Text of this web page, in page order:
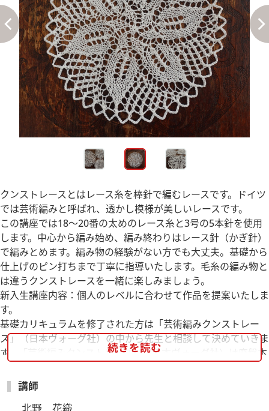
クンストレースとはレース糸を棒針で編むレースです。ドイツ
では芸術編みと呼ばれ、透かし模様が美しいレースです。
この講座では18～20番の太めのレース糸と3号の5本針を使用
します。中心から編み始め、編み終わりはレース針（かぎ針）
で編みとめます。編み物の経験がない方でも大丈夫。基礎から
仕上げのピン打ちまで丁寧に指導いたします。毛糸の編み物と
は違うクンストレースを一緒に楽しみましょう。
新入生講座内容：個人のレベルに合わせて作品を提案いたしま
す。
基礎カリキュラムを修了された方は「芸術編みクンストレー
ス」（日本ヴォーグ社）の中から先生と相談して決めていきま
す。「芸術編みクンストレース」（日本ヴォーグ社）は廃盤本
たします。
続きを読む
講師